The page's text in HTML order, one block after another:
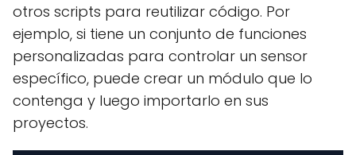
otros scripts para reutilizar código. Por
ejemplo, si tiene un conjunto de funciones
personalizadas para controlar un sensor
específico, puede crear un módulo que lo
contenga y luego importarlo en sus
proyectos.